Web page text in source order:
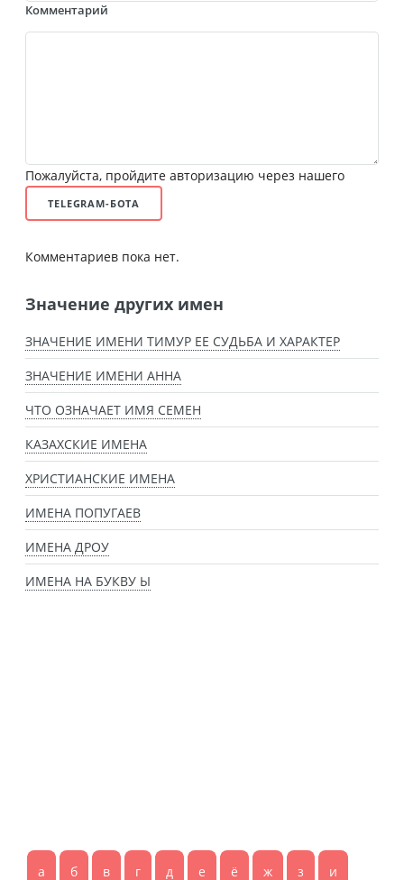
Комментарий
Пожалуйста, пройдите авторизацию через нашего
TELEGRAM-БОТА
Комментариев пока нет.
Значение других имен
ЗНАЧЕНИЕ ИМЕНИ ТИМУР ЕЕ СУДЬБА И ХАРАКТЕР
ЗНАЧЕНИЕ ИМЕНИ АННА
ЧТО ОЗНАЧАЕТ ИМЯ СЕМЕН
КАЗАХСКИЕ ИМЕНА
ХРИСТИАНСКИЕ ИМЕНА
ИМЕНА ПОПУГАЕВ
ИМЕНА ДРОУ
ИМЕНА НА БУКВУ Ы
а б в г д е ё ж з и